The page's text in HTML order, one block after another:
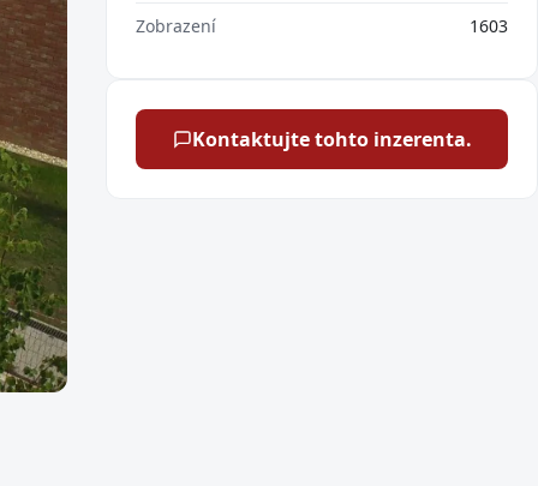
Zobrazení 1603
Kontaktujte tohto inzerenta.